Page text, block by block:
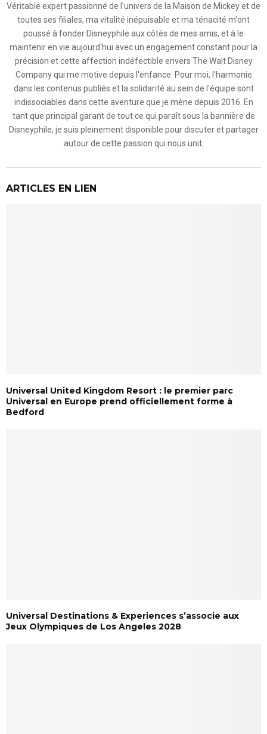
Véritable expert passionné de l'univers de la Maison de Mickey et de
toutes ses filiales, ma vitalité inépuisable et ma ténacité m'ont
poussé à fonder Disneyphile aux côtés de mes amis, et à le
maintenir en vie aujourd'hui avec un engagement constant pour la
précision et cette affection indéfectible envers The Walt Disney
Company qui me motive depuis l'enfance. Pour moi, l'harmonie
dans les contenus publiés et la solidarité au sein de l'équipe sont
indissociables dans cette aventure que je mène depuis 2016. En
tant que principal garant de tout ce qui paraît sous la bannière de
Disneyphile, je suis pleinement disponible pour discuter et partager
autour de cette passion qui nous unit.
ARTICLES EN LIEN
Universal United Kingdom Resort : le premier parc
Universal en Europe prend officiellement forme à
Bedford
Universal Destinations & Experiences s’associe aux
Jeux Olympiques de Los Angeles 2028